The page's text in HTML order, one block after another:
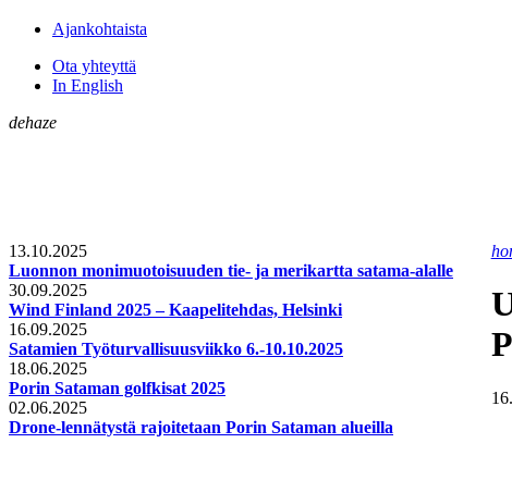
Ajankohtaista
Ota yhteyttä
In English
dehaze
13.10.2025
Luonnon monimuotoisuuden tie- ja merikartta satama-alalle
30.09.2025
Wind Finland 2025 – Kaapelitehdas, Helsinki
16.09.2025
Satamien Työturvallisuusviikko 6.-10.10.2025
18.06.2025
Porin Sataman golfkisat 2025
02.06.2025
Drone-lennätystä rajoitetaan Porin Sataman alueilla